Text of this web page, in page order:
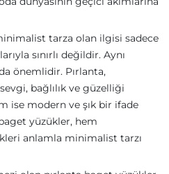
tarza olan ilgisi sadece
sınırlı değildir. Aynı
önemlidir. Pırlanta,
bağlılık ve güzelliği
ise modern ve şık bir ifade
yüzükler, hem
anlamla minimalist tarzı